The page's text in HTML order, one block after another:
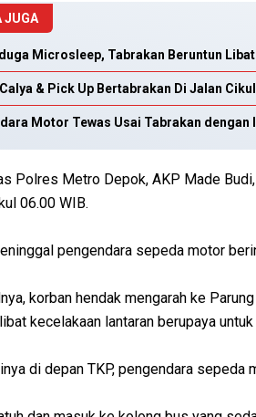
JUGA
Microsleep, Tabrakan Beruntun
& Pick Up Bertabrakan Di Jalan
Motor Tewas Usai Tabrakan
Polres Metro Depok, AKP Made
06.00 WIB.
pengendara sepeda motor
korban hendak mengarah ke
kecelakaan lantaran berupaya
di depan TKP, pengendara sepeda